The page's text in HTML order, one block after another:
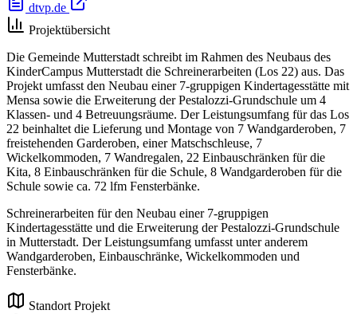
dtvp.de
Projektübersicht
Die Gemeinde Mutterstadt schreibt im Rahmen des Neubaus des
KinderCampus Mutterstadt die Schreinerarbeiten (Los 22) aus. Das
Projekt umfasst den Neubau einer 7-gruppigen Kindertagesstätte mit
Mensa sowie die Erweiterung der Pestalozzi-Grundschule um 4
Klassen- und 4 Betreuungsräume. Der Leistungsumfang für das Los
22 beinhaltet die Lieferung und Montage von 7 Wandgarderoben, 7
freistehenden Garderoben, einer Matschschleuse, 7
Wickelkommoden, 7 Wandregalen, 22 Einbauschränken für die
Kita, 8 Einbauschränken für die Schule, 8 Wandgarderoben für die
Schule sowie ca. 72 lfm Fensterbänke.
Schreinerarbeiten für den Neubau einer 7-gruppigen
Kindertagesstätte und die Erweiterung der Pestalozzi-Grundschule
in Mutterstadt. Der Leistungsumfang umfasst unter anderem
Wandgarderoben, Einbauschränke, Wickelkommoden und
Fensterbänke.
Standort Projekt